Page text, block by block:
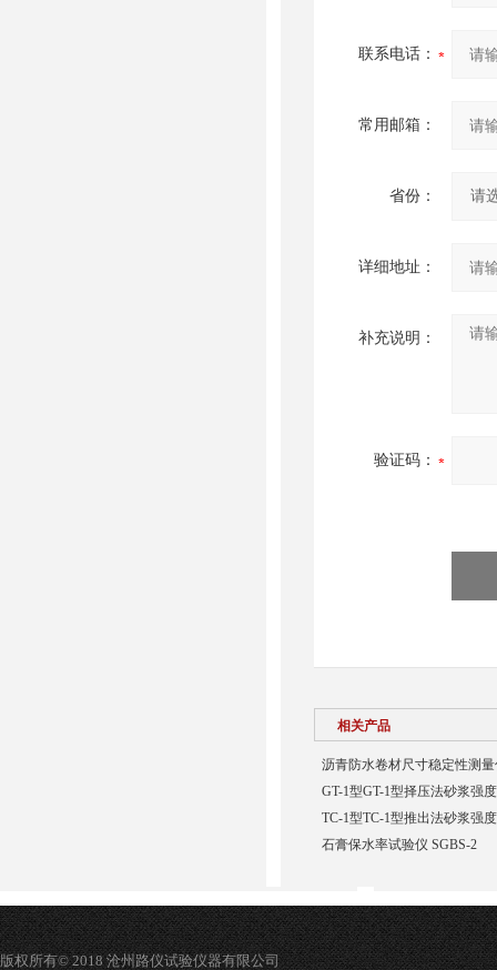
联系电话：
常用邮箱：
省份：
详细地址：
补充说明：
验证码：
相关产品
沥青防水卷材尺寸稳定性测
GT-1型GT-1型择压法砂浆强
TC-1型TC-1型推出法砂浆强
石膏保水率试验仪 SGBS-2
版权所有© 2018 沧州路仪试验仪器有限公司